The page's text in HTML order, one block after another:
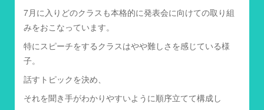
7月に入りどのクラスも本格的に発表会に向けての取り組
みをおこなっています。
特にスピーチをするクラスはやや難しさを感じている様
子。
話すトピックを決め、
それを聞き手がわかりやすいように順序立てて構成し